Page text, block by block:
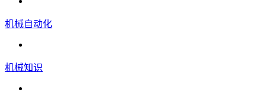
机械自动化
机械知识